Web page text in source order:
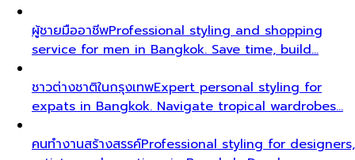
ผู้ชายมืออาชีพProfessional styling and shopping
service for men in Bangkok. Save time, build…
ชาวต่างชาติในกรุงเทพExpert personal styling for
expats in Bangkok. Navigate tropical wardrobes…
คนทำงานสร้างสรรค์Professional styling for designers,